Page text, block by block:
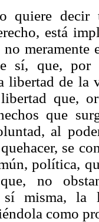
quiere
está
sí, que, por
libertad de la
que,
que
al
se
política,
no
sí misma, la
como